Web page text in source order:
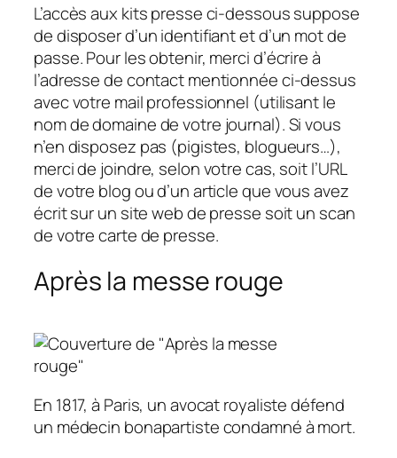
L’accès aux kits presse ci-dessous suppose
de disposer d’un identifiant et d’un mot de
passe. Pour les obtenir, merci d’écrire à
l’adresse de contact mentionnée ci-dessus
avec votre mail professionnel (utilisant le
nom de domaine de votre journal). Si vous
n’en disposez pas (pigistes, blogueurs…),
merci de joindre, selon votre cas, soit l’URL
de votre blog ou d’un article que vous avez
écrit sur un site web de presse soit un scan
de votre carte de presse.
Après la messe rouge
En 1817, à Paris, un avocat royaliste défend
un médecin bonapartiste condamné à mort.